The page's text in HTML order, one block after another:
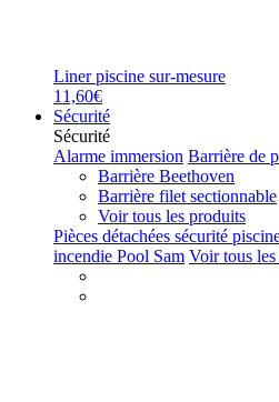
Liner piscine sur-mesure
11,60€
Sécurité
Sécurité
Alarme immersion Barrière de
Barrière Beethoven
Barrière filet sectionnable
Voir tous les produits
Pièces détachées sécurité
incendie Pool Sam Voir tous